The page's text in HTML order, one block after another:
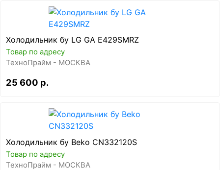
Холодильник бу LG GA E429SMRZ
Товар по адресу
ТехноПрайм - МОСКВА
25 600 р.
Холодильник бу Beko CN332120S
Товар по адресу
ТехноПрайм - МОСКВА